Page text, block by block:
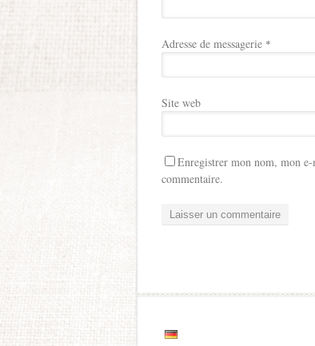
Adresse de messagerie *
Site web
Enregistrer mon nom, mon
commentaire.